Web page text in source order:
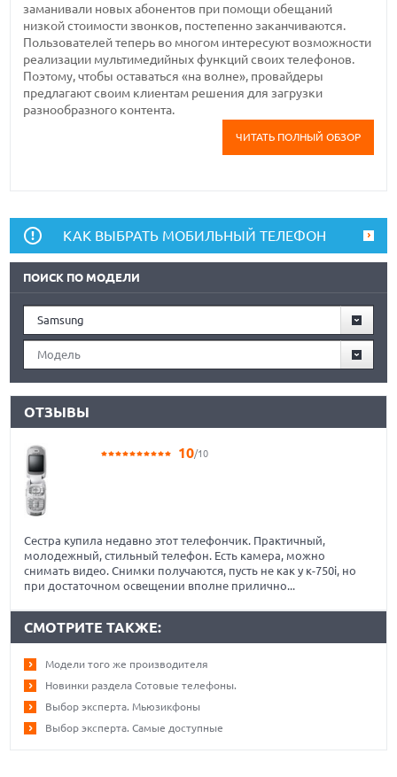
заманивали новых абонентов при помощи обещаний
низкой стоимости звонков, постепенно заканчиваются.
Пользователей теперь во многом интересуют возможности
реализации мультимедийных функций своих телефонов.
Поэтому, чтобы оставаться «на волне», провайдеры
предлагают своим клиентам решения для загрузки
разнообразного контента.
ЧИТАТЬ ПОЛНЫЙ ОБЗОР
КАК ВЫБРАТЬ МОБИЛЬНЫЙ ТЕЛЕФОН
ПОИСК ПО МОДЕЛИ
Samsung
Модель
ОТЗЫВЫ
10/10
Сестра купила недавно этот телефончик. Практичный,
молодежный, стильный телефон. Есть камера, можно
снимать видео. Снимки получаются, пусть не как у к-750i, но
при достаточном освещении вполне прилично...
СМОТРИТЕ ТАКЖЕ:
Модели того же производителя
Новинки раздела Сотовые телефоны.
Выбор эксперта. Мьюзикфоны
Выбор эксперта. Самые доступные